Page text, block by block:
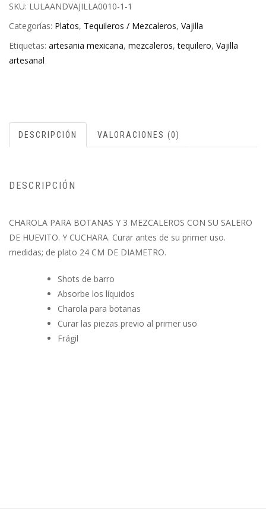
SKU: LULAANDVAJILLA0010-1-1
Categorías: Platos, Tequileros / Mezcaleros, Vajilla
Etiquetas: artesania mexicana, mezcaleros,tequilero, Vajilla
artesanal
DESCRIPCIÓN VALORACIONES (0)
DESCRIPCIÓN
CHAROLA PARA BOTANAS Y 3 MEZCALEROS CON SU SALERO
DE HUEVITO. Y CUCHARA. Curar antes de su primer uso.
medidas; de plato 24 CM DE DIAMETRO.
Shots de barro
Absorbe los líquidos
Charola para botanas
Curar las piezas previo al primer uso
Frágil